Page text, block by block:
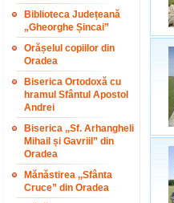
Biblioteca Județeană
„Gheorghe Șincai”
Orășelul copiilor din
Oradea
Biserica Ortodoxă cu
hramul Sfântul Apostol
Andrei
Biserica ,,Sf. Arhangheli
Mihail și Gavriil” din
Oradea
Mănăstirea ,,Sfânta
Cruce” din Oradea